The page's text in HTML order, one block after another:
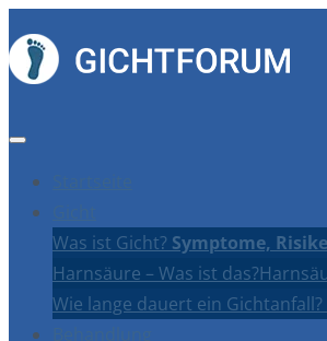
Was ist Gicht? Symptome,
Harnsäure – Was ist das?
Wie lange dauert ein Gichtanfall?